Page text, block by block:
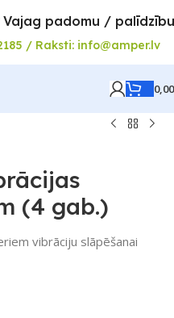
Vajag padomu /
/ Raksti: info@amper.lv
(4 gab.)
vibrāciju slāpēšanai